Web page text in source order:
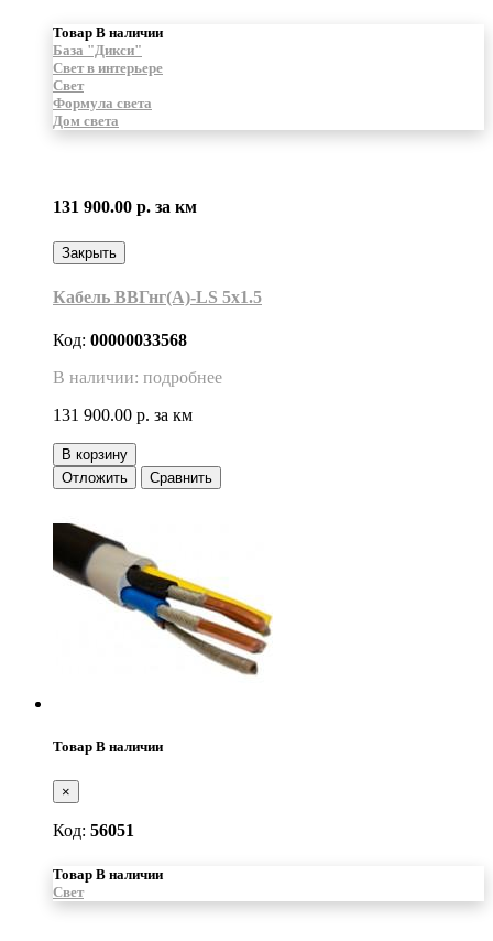
Товар В наличии
База "Дикси"
Свет в интерьере
Свет
Формула света
Дом света
131 900.00 р. за км
Закрыть
Кабель ВВГнг(А)-LS 5х1.5
Код: 00000033568
В наличии: подробнее
131 900.00 р. за км
В корзину
Отложить
Сравнить
Товар В наличии
×
Код: 56051
Товар В наличии
Свет